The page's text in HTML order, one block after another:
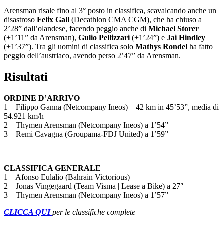
Arensman risale fino al 3° posto in classifica, scavalcando anche un
disastroso Felix Gall (Decathlon CMA CGM), che ha chiuso a
2’28” dall’olandese, facendo peggio anche di Michael Storer
(+1’11” da Arensman), Gulio Pellizzari (+1’24”) e Jai Hindley
(+1’37”). Tra gli uomini di classifica solo Mathys Rondel ha fatto
peggio dell’austriaco, avendo perso 2’47” da Arensman.
Risultati
ORDINE D’ARRIVO
1 – Filippo Ganna (Netcompany Ineos) – 42 km in 45’53”, media di
54.921 km/h
2 – Thymen Arensman (Netcompany Ineos) a 1’54”
3 – Remi Cavagna (Groupama-FDJ United) a 1’59”
CLASSIFICA GENERALE
1 – Afonso Eulalio (Bahrain Victorious)
2 – Jonas Vingegaard (Team Visma | Lease a Bike) a 27″
3 – Thymen Arensman (Netcompany Ineos) a 1’57”
CLICCA QUI per le classifiche complete